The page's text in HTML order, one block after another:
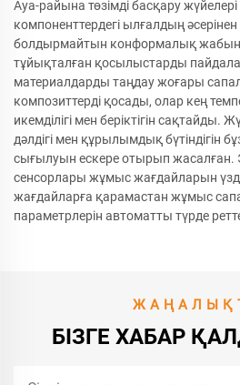
Ауа-райына төзімді басқару
компоненттердегі ылғалдың
болдырмайтын конформалық жабын
тұйықталған қосылыстарды
материалдарды таңдау жоғары
композиттерді қосады, олар кең
икемділігі мен беріктігін
дәлдігі мен құрылымдық бүтіндігін
сығылуын ескере отырып
сенсорлары жұмыс жағдайларын
жағдайларға қарамастан жұмыс
параметрлерін автоматты түрде
БІЗГЕ ХАБАР